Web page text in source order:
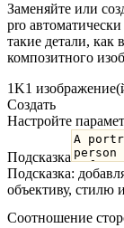
Заменяйте или
pro
такие детали, как
композитного
1K1
Создать
Настройте
Подсказка
Подсказка:
объективу, стилю
Соотношение